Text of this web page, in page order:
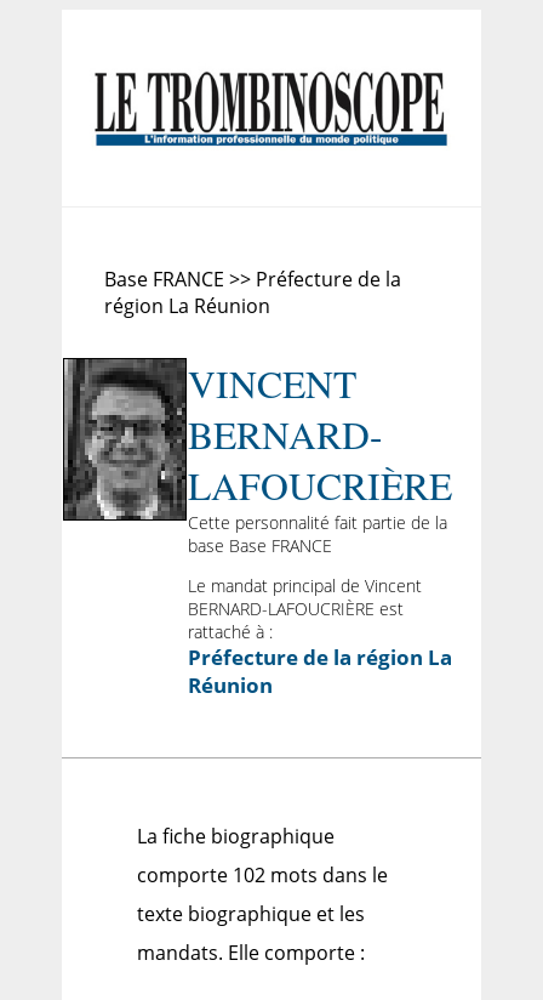
Base FRANCE >> Préfecture de la
région La Réunion
VINCENT
BERNARD-
LAFOUCRIÈRE
Cette personnalité fait partie de la
base Base FRANCE
Le mandat principal de Vincent
BERNARD-LAFOUCRIÈRE est
rattaché à :
Préfecture de la région La
Réunion
La fiche biographique
comporte 102 mots dans le
texte biographique et les
mandats. Elle comporte :